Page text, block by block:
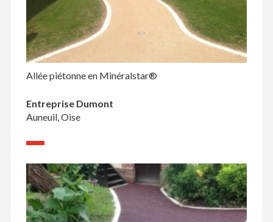
Allée piétonne en Minéralstar®
Entreprise Dumont
Auneuil, Oise